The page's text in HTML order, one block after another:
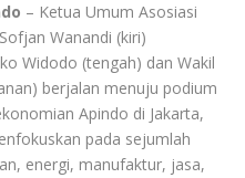
– Ketua Umum Asosiasi
Wanandi (kiri)
Widodo (tengah) dan Wakil
berjalan menuju podium
Apindo di Jakarta,
pada sejumlah
energi, manufaktur, jasa,